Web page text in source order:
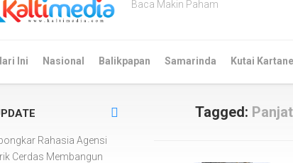
Baca Makin Paham
Ini Nasional Balikpapan Samarinda Kutai
Tagged:
Rahasia Agensi
Cerdas Membangun